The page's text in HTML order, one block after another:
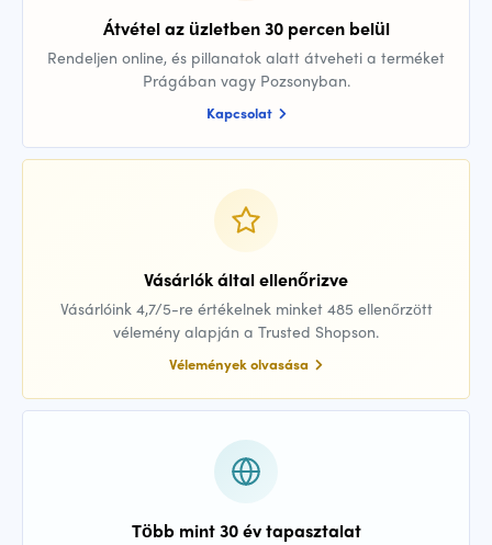
Átvétel az üzletben 30 percen belül
Rendeljen online, és pillanatok alatt átveheti a terméket
Prágában vagy Pozsonyban.
Kapcsolat
Vásárlók által ellenőrizve
Vásárlóink 4,7/5-re értékelnek minket 485 ellenőrzött
vélemény alapján a Trusted Shopson.
Vélemények olvasása
Több mint 30 év tapasztalat